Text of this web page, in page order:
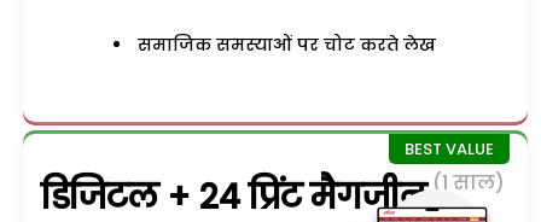
समाजिक समस्याओं पर चोट करते लेख
डिजिटल + 24 प्रिंट मैगजीन (1 साल)